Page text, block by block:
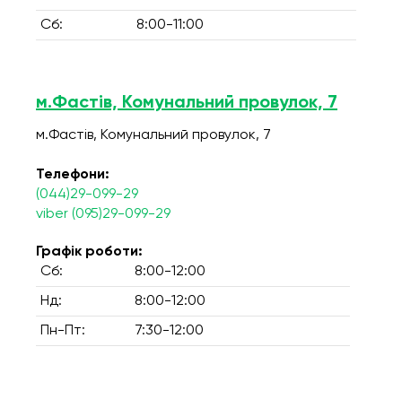
Сб: 8:00-11:00
м.Фастів, Комунальний провулок, 7
м.Фастів, Комунальний провулок, 7
Телефони:
(044)29-099-29
viber (095)29-099-29
Графік роботи:
Сб:
8:00-12:00
Нд: 8:00-12:00
Пн-Пт: 7:30-12:00